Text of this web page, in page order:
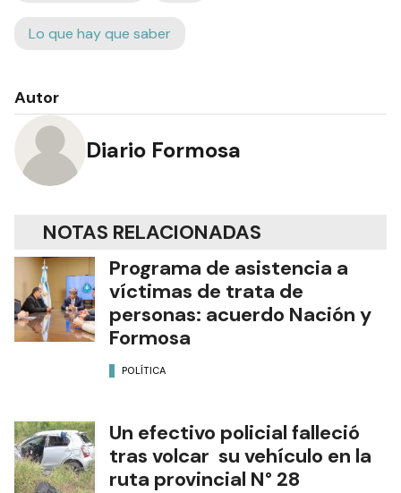
Lo que hay que saber
Autor
Diario Formosa
NOTAS RELACIONADAS
Programa de asistencia a
víctimas de trata de
personas: acuerdo Nación y
Formosa
POLÍTICA
Un efectivo policial falleció
tras volcar su vehículo en la
ruta provincial N° 28